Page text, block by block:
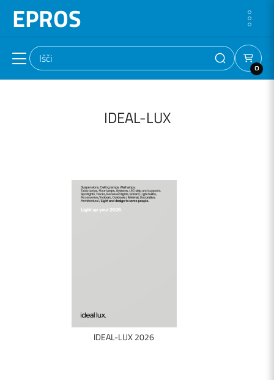
EPROS
0
IDEAL-LUX
IDEAL-LUX 2026